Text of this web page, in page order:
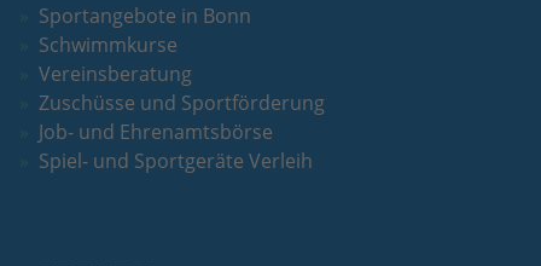
Sportangebote in Bonn
Schwimmkurse
Vereinsberatung
Zuschüsse und Sportförderung
Job- und Ehrenamtsbörse
Spiel- und Sportgeräte Verleih